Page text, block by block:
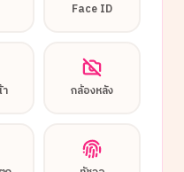
Face ID
กล้องหลัง